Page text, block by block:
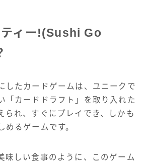
ティー!(Sushi Go
したカードゲームは、ユニークで
「カードドラフト」を取り入れた
られ、すぐにプレイでき、しかも
めるゲームです。
味しい食事のように、このゲーム